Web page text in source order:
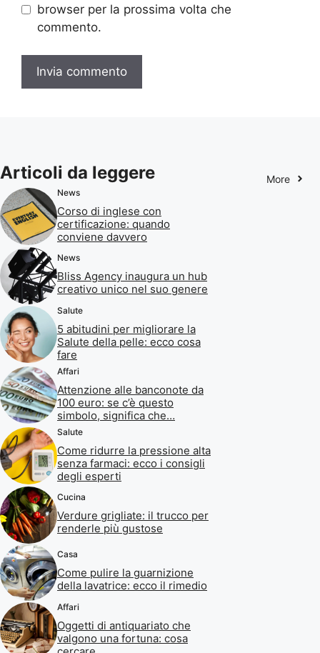
browser per la prossima volta che
commento.
Articoli da leggere More
News
Corso di inglese con
certificazione: quando
conviene davvero
News
Bliss Agency inaugura un hub
creativo unico nel suo genere
Salute
5 abitudini per migliorare la
Salute della pelle: ecco cosa
fare
Affari
Attenzione alle banconote da
100 euro: se c’è questo
simbolo, significa che…
Salute
Come ridurre la pressione alta
senza farmaci: ecco i consigli
degli esperti
Cucina
Verdure grigliate: il trucco per
renderle più gustose
Casa
Come pulire la guarnizione
della lavatrice: ecco il rimedio
Affari
Oggetti di antiquariato che
valgono una fortuna: cosa